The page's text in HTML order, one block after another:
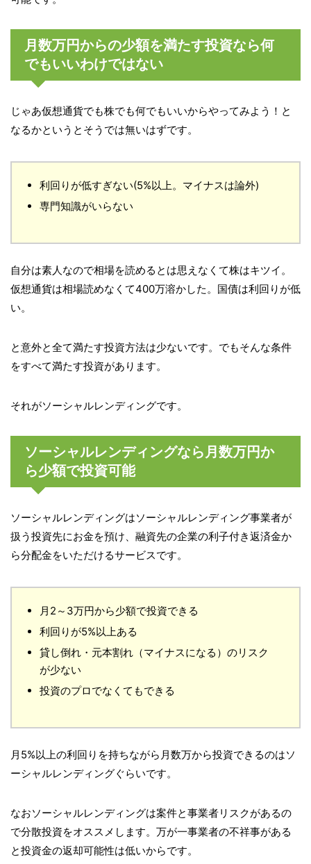
月数万円からの少額を満たす投資なら何
でもいいわけではない
じゃあ仮想通貨でも株でも何でもいいからやってみよう！と
なるかというとそうでは無いはずです。
利回りが低すぎない(5%以上。マイナスは論外)
専門知識がいらない
自分は素人なので相場を読めるとは思えなくて株はキツイ。
仮想通貨は相場読めなくて400万溶かした。国債は利回りが低
い。
と意外と全て満たす投資方法は少ないです。でもそんな条件
をすべて満たす投資があります。
それがソーシャルレンディングです。
ソーシャルレンディングなら月数万円か
ら少額で投資可能
ソーシャルレンディングはソーシャルレンディング事業者が
扱う投資先にお金を預け、融資先の企業の利子付き返済金か
ら分配金をいただけるサービスです。
月2～3万円から少額で投資できる
利回りが5%以上ある
貸し倒れ・元本割れ（マイナスになる）のリスク
が少ない
投資のプロでなくてもできる
月5%以上の利回りを持ちながら月数万から投資できるのはソ
ーシャルレンディングぐらいです。
なおソーシャルレンディングは案件と事業者リスクがあるの
で分散投資をオススメします。万が一事業者の不祥事がある
と投資金の返却可能性は低いからです。